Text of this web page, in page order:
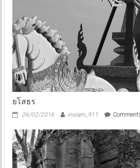
ยโสธร
26/02/2016 insiam_911